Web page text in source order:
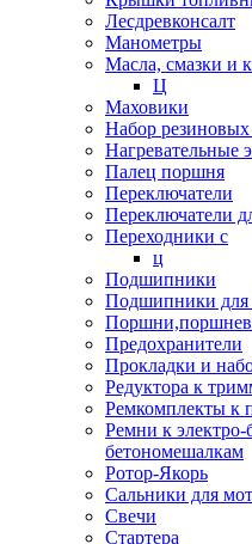
Лесдревконсалт
Манометры
Масла, смазки и
Ц
Маховики
Набор
Нагревательные
Палец поршня
Переключатели
Переключатели
Переходники с
ц
Подшипники
Подшипники для
Предохранители
Прокладки и
Редуктора к
Ремкомплекты к
Ремни к электро-
бетономешалкам
Ротор-Якорь
Сальники для
Свечи
Стартера